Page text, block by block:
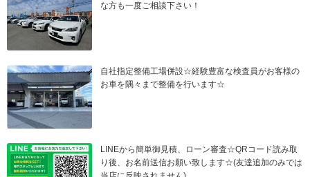
な方も一度ご相談下さい！
自社指定整備工場併設☆経験豊富な検査員がお客様の
お車を隅々まで整備を行います☆
LINEから簡単御見積、ローン審査☆QRコード読み取
り後、お名前送信お願い致します☆(友達追加のみでは